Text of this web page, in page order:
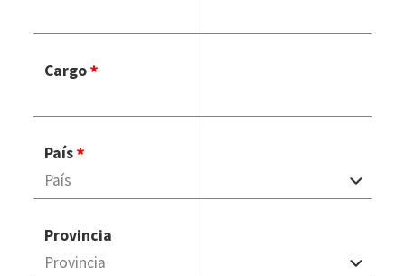
Cargo
País
Provincia